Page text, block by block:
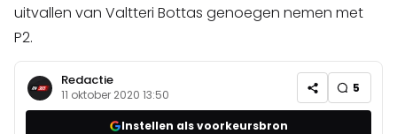
uitvallen van Valtteri Bottas genoegen nemen met
P2.
Redactie
11 oktober 2020 13:50 5
Instellen als voorkeursbron